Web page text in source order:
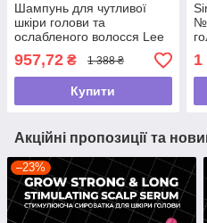
Шампунь для чутливої
шкіри голови та
ослабленого волосся Lee
Stafford Scalp Love Anti-
Breakage Shampoo,250мл
957,72 ₴ 1 388 ₴
Купити
1
Акційні пропозиції та
–23%